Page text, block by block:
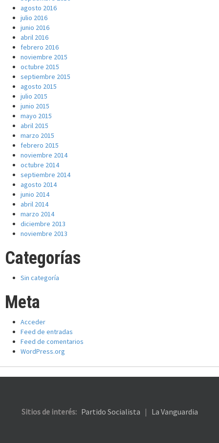
agosto 2016
julio 2016
junio 2016
abril 2016
febrero 2016
noviembre 2015
octubre 2015
septiembre 2015
agosto 2015
julio 2015
junio 2015
mayo 2015
abril 2015
marzo 2015
febrero 2015
noviembre 2014
octubre 2014
septiembre 2014
agosto 2014
junio 2014
abril 2014
marzo 2014
diciembre 2013
noviembre 2013
Categorías
Sin categoría
Meta
Acceder
Feed de entradas
Feed de comentarios
WordPress.org
Sitios de interés: Partido Socialista | La Vanguardia